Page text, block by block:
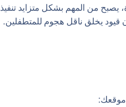
يصبح من المهم بشكل متزايد تنفيذ
قيود يخلق ناقل هجوم للمتطفلين.
موقعك: